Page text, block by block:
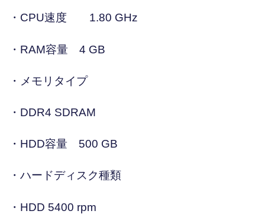
・CPU速度 1.80 GHz
・RAM容量 4 GB
・メモリタイプ
・DDR4 SDRAM
・HDD容量 500 GB
・ハードディスク種類
・HDD 5400 rpm